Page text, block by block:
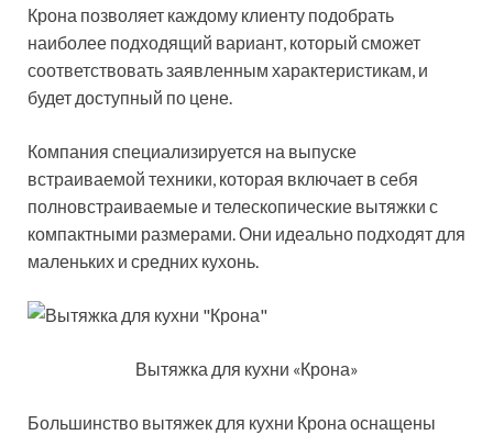
Крона позволяет каждому клиенту подобрать
наиболее подходящий вариант, который сможет
соответствовать заявленным характеристикам, и
будет доступный по цене.
Компания специализируется на выпуске
встраиваемой техники, которая включает в себя
полновстраиваемые и телескопические вытяжки с
компактными размерами. Они идеально подходят для
маленьких и средних кухонь.
Вытяжка для кухни «Крона»
Большинство вытяжек для кухни Крона оснащены